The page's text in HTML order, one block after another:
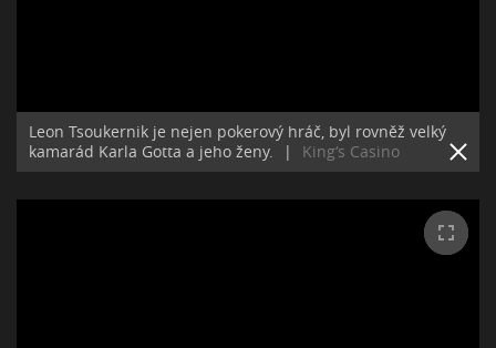
Leon Tsoukernik je nejen pokerový hráč, byl rovněž velký
kamarád Karla Gotta a jeho ženy.
| King‘s Casino